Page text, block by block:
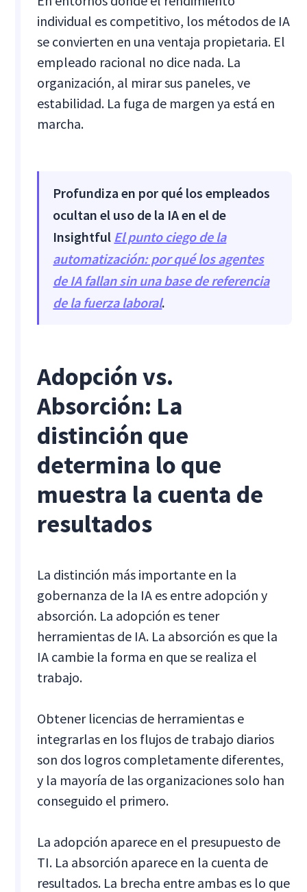
individual es competitivo, los métodos de IA
se convierten en una ventaja propietaria. El
empleado racional no dice nada. La
organización, al mirar sus paneles, ve
estabilidad. La fuga de margen ya está en
marcha.
Profundiza en por qué los empleados
ocultan el uso de la IA en el de
Insightful El punto ciego de la
automatización: por qué los agentes
de IA fallan sin una base de referencia
de la fuerza laboral.
Adopción vs.
Absorción: La
distinción que
determina lo que
muestra la cuenta de
resultados
La distinción más importante en la
gobernanza de la IA es entre adopción y
absorción. La adopción es tener
herramientas de IA. La absorción es que la
IA cambie la forma en que se realiza el
trabajo.
Obtener licencias de herramientas e
integrarlas en los flujos de trabajo diarios
son dos logros completamente diferentes,
y la mayoría de las organizaciones solo han
conseguido el primero.
La adopción aparece en el presupuesto de
TI. La absorción aparece en la cuenta de
resultados. La brecha entre ambas es lo que